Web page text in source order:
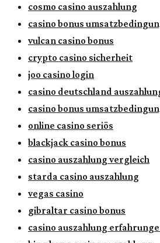
cosmo casino auszahlung
casino bonus
vulcan casino bonus
crypto casino sicherheit
joo casino login
casino deutschland
casino bonus
online casino seriös
blackjack casino bonus
casino auszahlung vergleich
starda casino auszahlung
vegas casino
gibraltar casino bonus
casino auszahlung